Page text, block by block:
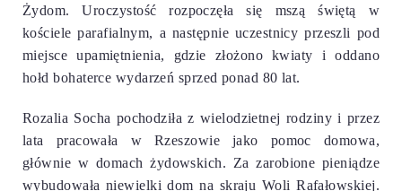
Żydom. Uroczystość rozpoczęła się mszą świętą w
kościele parafialnym, a następnie uczestnicy przeszli pod
miejsce upamiętnienia, gdzie złożono kwiaty i oddano
hołd bohaterce wydarzeń sprzed ponad 80 lat.
Rozalia Socha pochodziła z wielodzietnej rodziny i przez
lata pracowała w Rzeszowie jako pomoc domowa,
głównie w domach żydowskich. Za zarobione pieniądze
wybudowała niewielki dom na skraju Woli Rafałowskiej.